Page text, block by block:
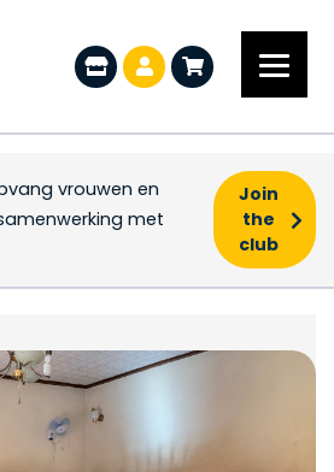
vrouwen en
met
Join
the
club
en